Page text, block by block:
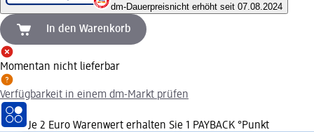
dm-Dauerpreisnicht erhöht seit 07.08.2024
In den Warenkorb
Momentan nicht lieferbar
Verfügbarkeit in einem dm-Markt prüfen
Je 2 Euro Warenwert erhalten Sie 1 PAYBACK °Punkt